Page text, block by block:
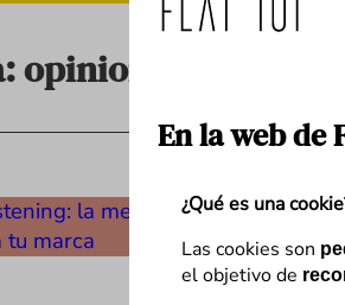
En la web de
¿Qué es una
Las cookies son
el objetivo de
opiniones usuarios